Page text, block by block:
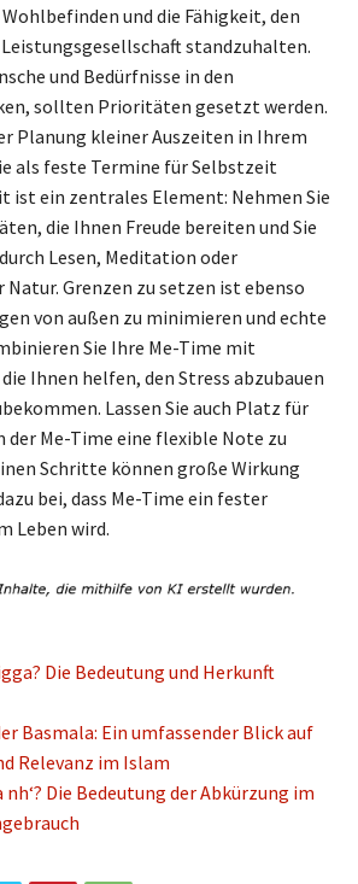
und die Fähigkeit, den
standzuhalten.
und Bedürfnisse in den
sollten Prioritäten gesetzt werden.
Planung kleiner Auszeiten in Ihrem
als feste Termine für Selbstzeit
ist ein zentrales Element: Nehmen Sie
die Ihnen Freude bereiten und Sie
Lesen, Meditation oder
Natur. Grenzen zu setzen ist ebenso
von außen zu minimieren und echte
Sie Ihre Me-Time mit
Ihnen helfen, den Stress abzubauen
Lassen Sie auch Platz für
der Me-Time eine flexible Note zu
Schritte können große Wirkung
bei, dass Me-Time ein fester
Leben wird.
Die Bedeutung und Herkunft
Basmala: Ein umfassender Blick auf
Relevanz im Islam
nh‘? Die Bedeutung der Abkürzung im